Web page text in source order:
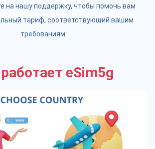
на нашу поддержку, чтобы помочь вам
тариф, соответствующий вашим
требованиям.
eSim5g